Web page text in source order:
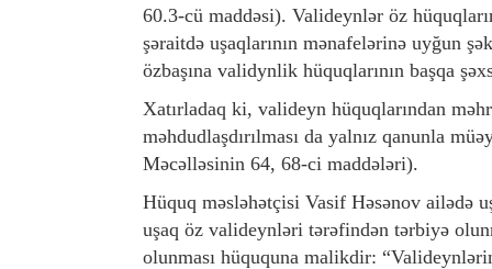
60.3-cü maddəsi). Valideynlər öz
şəraitdə uşaqlarının mənafelərinə uyğun
özbaşına validynlik hüquqlarının başqa
Xatırladaq ki, valideyn hüquqlarından
məhdudlaşdırılması da yalnız qanunla
Məcəlləsinin 64, 68-ci maddələri).
Hüquq məsləhətçisi Vasif Həsənov ailədə
uşaq öz valideynləri tərəfindən tərbiyə
olunması hüququna malikdir: